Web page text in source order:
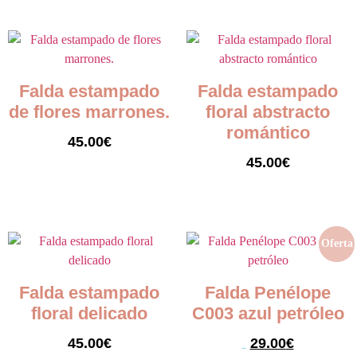
Falda estampado
de flores marrones.
45.00€
Falda estampado
floral abstracto
romántico
45.00€
Falda estampado
floral delicado
45.00€
Oferta
Falda Penélope
C003 azul petróleo
29.00€